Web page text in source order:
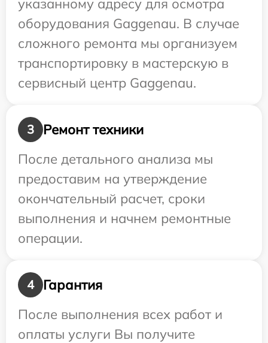
указанному адресу для осмотра
оборудования Gaggenau. В случае
сложного ремонта мы организуем
транспортировку в мастерскую в
сервисный центр Gaggenau.
3
Ремонт техники
После детального анализа мы
предоставим на утверждение
окончательный расчет, сроки
выполнения и начнем ремонтные
операции.
4
Гарантия
После выполнения всех работ и
оплаты услуги Вы получите